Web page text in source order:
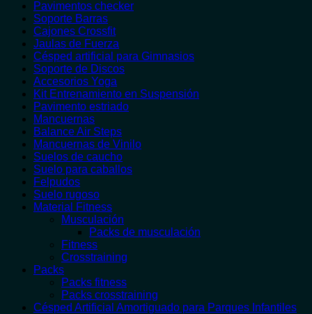
Pavimentos checker
Soporte Barras
Cajones Crossfit
Jaulas de Fuerza
Césped artificial para Gimnasios
Soporte de Discos
Accesorios Yoga
Kit Entrenamiento en Suspensión
Pavimento estriado
Mancuernas
Balance Air Steps
Mancuernas de Vinilo
Suelos de caucho
Suelo para caballos
Felpudos
Suelo rugoso
Material Fitness
Musculación
Packs de musculación
Fitness
Crosstraining
Packs
Packs fitness
Packs crosstraining
Césped Artificial Amortiguado para Parques Infantiles